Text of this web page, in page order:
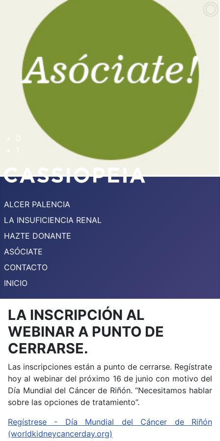
0
1
ALCER PALENCIA
LA INSUFICIENCIA RENAL
HAZTE DONANTE
ASÓCIATE
CONTACTO
INICIO
LA INSCRIPCIÓN AL
WEBINAR A PUNTO DE
CERRARSE.
Las inscripciones están a punto de cerrarse. Regístrate
hoy al webinar del próximo 16 de junio con motivo del
Día Mundial del Cáncer de Riñón. “Necesitamos hablar
sobre las opciones de tratamiento”.
Regístrese - Día Mundial del Cáncer de Riñón
(worldkidneycancerday.org)